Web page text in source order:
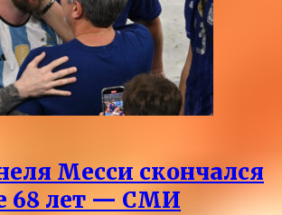
Месси скончался
68 лет — СМИ